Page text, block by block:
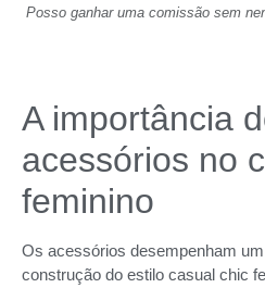
Posso ganhar uma comissão sem
A importância
acessórios no
feminino
Os acessórios desempenham
construção do estilo casual chic